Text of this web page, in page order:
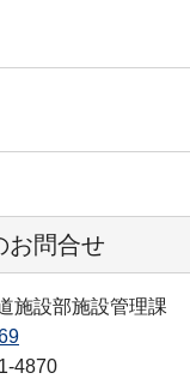
お問合せ
施設部施設管理課
4870